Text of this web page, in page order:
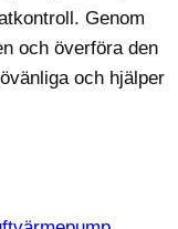
Genom
och överföra den
och hjälper